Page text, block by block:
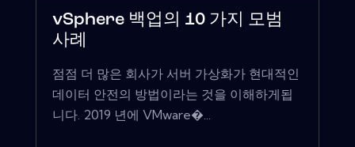
vSphere 백업의 10 가지 모범
사례
점점 더 많은 회사가 서버 가상화가 현대적인
데이터 안전의 방법이라는 것을 이해하게됩
니다. 2019 년에 VMware�...